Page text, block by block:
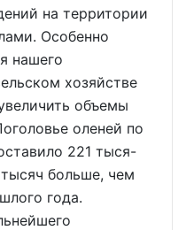
на территории
Особенно
нашего
хозяйстве
объемы
оленей по
221 тыся-
больше, чем
года.